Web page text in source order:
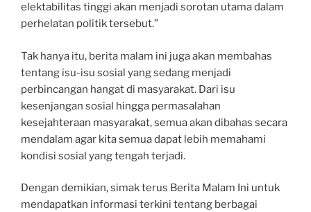
elektabilitas tinggi akan menjadi sorotan utama dalam
perhelatan politik tersebut.”
Tak hanya itu, berita malam ini juga akan membahas
tentang isu-isu sosial yang sedang menjadi
perbincangan hangat di masyarakat. Dari isu
kesenjangan sosial hingga permasalahan
kesejahteraan masyarakat, semua akan dibahas secara
mendalam agar kita semua dapat lebih memahami
kondisi sosial yang tengah terjadi.
Dengan demikian, simak terus Berita Malam Ini untuk
mendapatkan informasi terkini tentang berbagai